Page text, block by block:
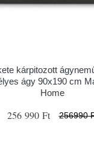
kárpitozott
ágy 90x190 cm
Home
256 990 Ft 256990